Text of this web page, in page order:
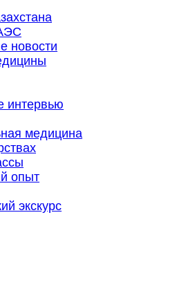
новости
интервью
медицина
опыт
экскурс